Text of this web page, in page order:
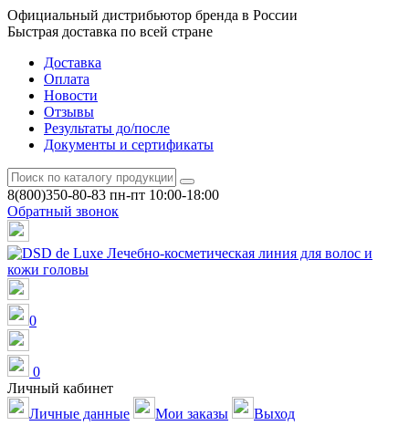
Официальный дистрибьютор бренда в России
Быстрая доставка по всей стране
Доставка
Оплата
Новости
Отзывы
Результаты до/после
Документы и сертификаты
8(800)350-80-83 пн-пт 10:00-18:00
Обратный звонок
0
0
Личный кабинет
Личные данные
Мои заказы
Выход